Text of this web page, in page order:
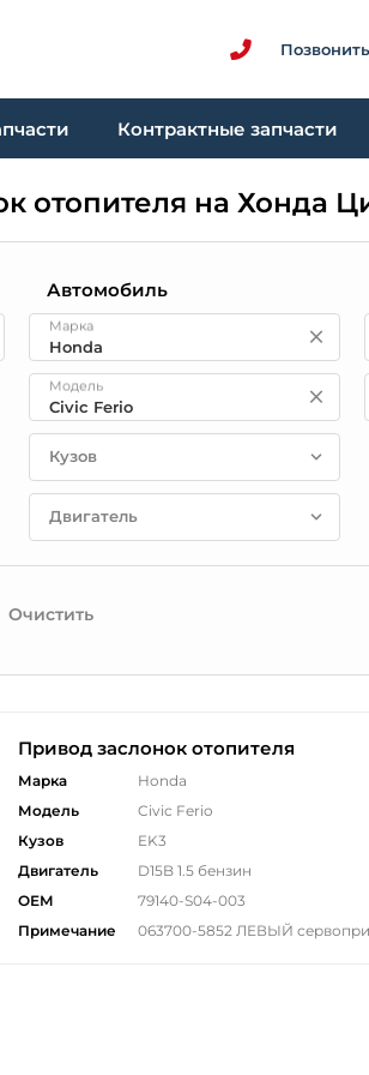
Позвонить
Контрактные запчасти
отопителя на Хонда
Автомобиль
Марка
Модель
Кузов
Двигатель
Очистить
Привод заслонок отопителя
Марка
Honda
Модель
Civic Ferio
Кузов
EK3
Двигатель
D15B 1.5 бензин
ОЕМ
79140-S04-003
Примечание
063700-5852 ЛЕВЫЙ